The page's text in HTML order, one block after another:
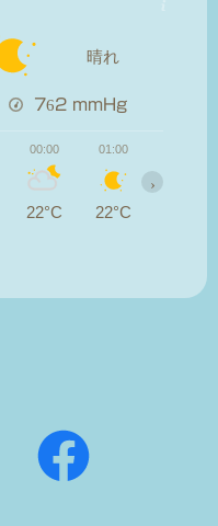
晴れ
762 mmHg
00:00
22°C
01:00
22°C
›